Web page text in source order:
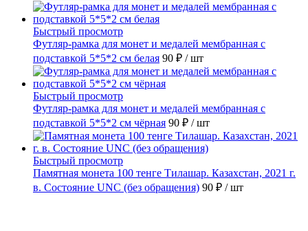
Быстрый просмотр
Футляр-рамка для монет и медалей мембранная с
подставкой 5*5*2 см белая 90 ₽ / шт
Быстрый просмотр
Футляр-рамка для монет и медалей мембранная с
подставкой 5*5*2 см чёрная 90 ₽ / шт
Быстрый просмотр
Памятная монета 100 тенге Тилашар. Казахстан, 2021 г.
в. Состояние UNC (без обращения) 90 ₽ / шт